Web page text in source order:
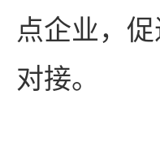
点企业，
对接。